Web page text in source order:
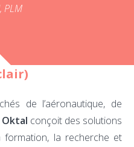
PLM
de l’aéronautique, de
Oktal conçoit des solutions
la recherche et